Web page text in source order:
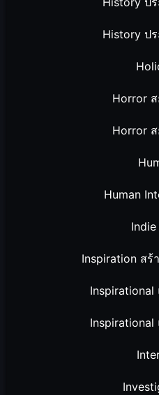
History ป
Horror
Horror
Human
Inspiration สร้
Inspirational
Inspirational